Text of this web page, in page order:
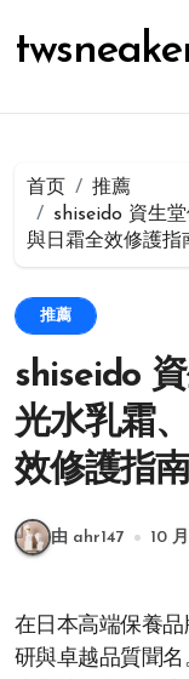
容
首页
推薦
shiseido 資生
與日霜全效修護指
推薦
shiseido
光水乳霜
效修護指南
由 ahr147 10
在日本高端保養
研與卓越品質聞